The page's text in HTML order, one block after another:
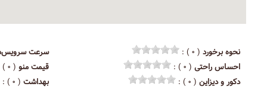
نحوه برخورد ( ۰ ) :
سرعت
احساس راحتی ( ۰ ) : قیمت منو ( ۰ ) :
دکور و دیزاین ( ۰ ) : بهداشت ( ۰ ) :